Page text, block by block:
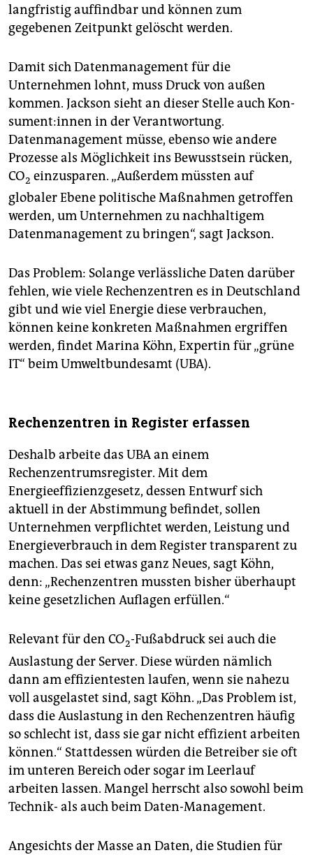
langfristig auffindbar und können zum
gegebenen Zeitpunkt gelöscht werden.
Damit sich Datenmanagement für die
Unternehmen lohnt, muss Druck von außen
kommen. Jackson sieht an dieser Stelle auch Kon­
su­men­t:in­nen in der Verantwortung.
Datenmanagement müsse, ebenso wie andere
Prozesse als Möglichkeit ins Bewusstsein rücken,
CO2 einzusparen. „Außerdem müssten auf
globaler Ebene politische Maßnahmen getroffen
werden, um Unternehmen zu nachhaltigem
Datenmanagement zu bringen“, sagt Jackson.
Das Problem: Solange verlässliche Daten darüber
fehlen, wie viele Rechenzentren es in Deutschland
gibt und wie viel Energie diese verbrauchen,
können keine konkreten Maßnahmen ergriffen
werden, findet Marina Köhn, Expertin für „grüne
IT“ beim Umweltbundesamt (UBA).
Rechenzentren in Register erfassen
Deshalb arbeite das UBA an einem
Rechenzentrumsregister. Mit dem
Energieeffizienzgesetz, dessen Entwurf sich
aktuell in der Abstimmung befindet, sollen
Unternehmen verpflichtet werden, Leistung und
Energieverbrauch in dem Register transparent zu
machen. Das sei etwas ganz Neues, sagt Köhn,
denn: „Rechenzentren mussten bisher überhaupt
keine gesetzlichen Auflagen erfüllen.“
Relevant für den CO2-Fußabdruck sei auch die
Auslastung der Server. Diese würden nämlich
dann am effizientesten laufen, wenn sie nahezu
voll ausgelastet sind, sagt Köhn. „Das Problem ist,
dass die Auslastung in den Rechenzentren häufig
so schlecht ist, dass sie gar nicht effizient arbeiten
können.“ Stattdessen würden die Betreiber sie oft
im unteren Bereich oder sogar im Leerlauf
arbeiten lassen. Mangel herrscht also sowohl beim
Technik- als auch beim Daten-Management.
Angesichts der Masse an Daten, die Studien für